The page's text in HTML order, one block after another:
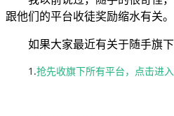
跟他们的平台收徒奖励缩水有关
如果大家最近有关于随手旗
1.抢先收旗下所有平台，点击进入